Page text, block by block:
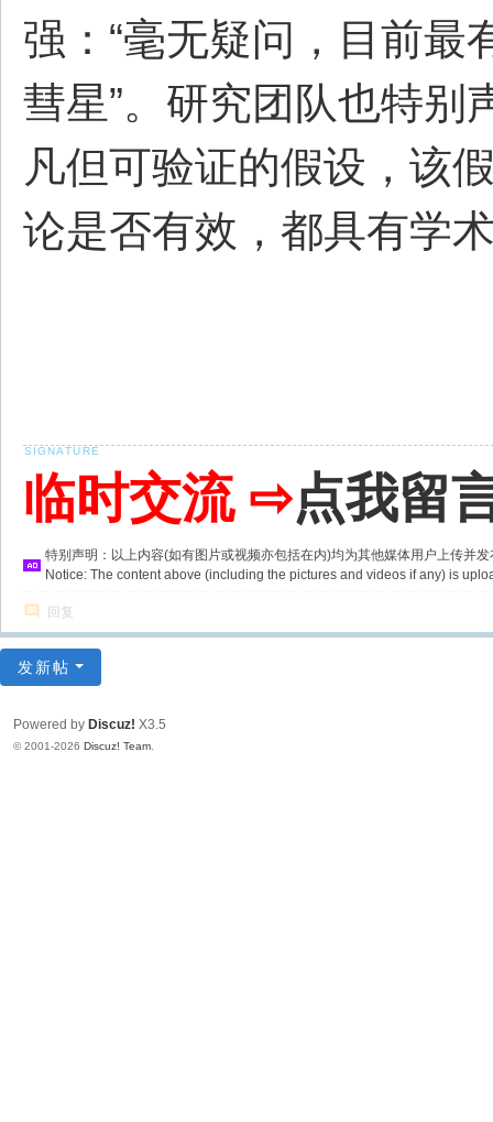
强：“毫无疑问，目前最
彗星”。研究团队也特别
凡但可验证的假设，该
论是否有效，都具有学
临时交流 ⇨点我留
特别声明：以上内容(如有图片或视频亦包括在内)均为其他媒体用户上传并
Notice: The content above (including the pictures and videos if any) is
回复
发新帖
Powered by Discuz! X3.5
© 2001-2026 Discuz! Team